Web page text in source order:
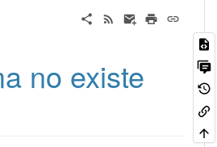
no existe